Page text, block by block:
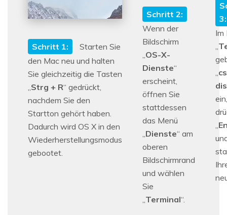
Schritt 1:
Starten Sie
den Mac neu und halten
Sie gleichzeitig die Tasten
Strg + R“ gedrückt,
nachdem Sie den
Startton gehört haben.
Dadurch wird OS X in den
Wiederherstellungsmodus
gebootet.
Schritt 2:
Wenn der
Bildschirm
„OS-X-
Dienste“
erscheint,
öffnen Sie
stattdessen
das Menü
„Dienste“ am
oberen
Bildschirmrand
und wählen
Sie
„Terminal“.
3:
Im
„
„
ein,
„